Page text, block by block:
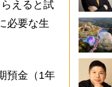
えると試
必要な生
預金（1年